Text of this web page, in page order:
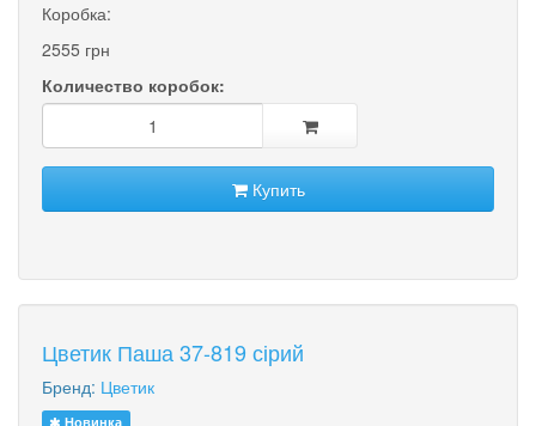
Коробка:
2555 грн
Количество коробок:
Купить
Цветик Паша 37-819 сірий
Бренд: Цветик
Новинка